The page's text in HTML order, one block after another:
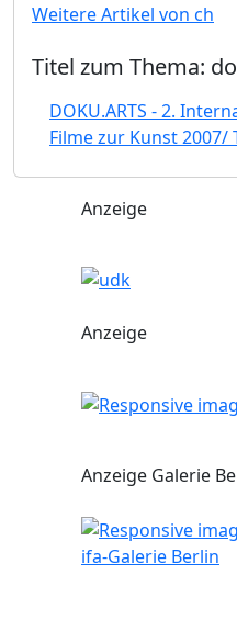
Weitere Artikel von ch
Titel zum Thema:
DOKU.ARTS - 2.
Filme zur Kunst
Anzeige
Anzeige
Anzeige Galerie
ifa-Galerie Berlin